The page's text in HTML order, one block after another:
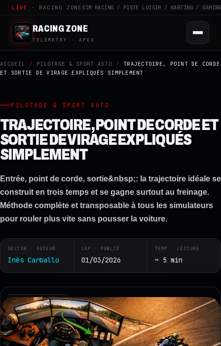
LIVE · RACING ZONE SIM RACING / PISTE LOISIR / KARTING / GAMING
RACING ZONE
TELEMETRY · APEX
ACCUEIL / PILOTAGE & SPORT AUTO /
TRAJECTOIRE, POINT DE CORDE
ET SORTIE DE VIRAGE EXPLIQUÉS SIMPLEMENT
PILOTAGE & SPORT AUTO
TRAJECTOIRE, POINT DE CORDE ET
SORTIE DE VIRAGE EXPLIQUÉS
SIMPLEMENT
Entrée, point de corde, sortie&nbsp;: la trajectoire idéale se
construit en trois temps et se gagne surtout au freinage.
Méthode complète et transposable à tous les simulateurs
pour rouler plus vite sans pousser la voiture.
SECTOR · AUTEUR
Inès Carballo
LAP · PUBLIÉ
01/03/2026
TEMP · LECTURE
~ 5 min
RZ · TELEMETRY